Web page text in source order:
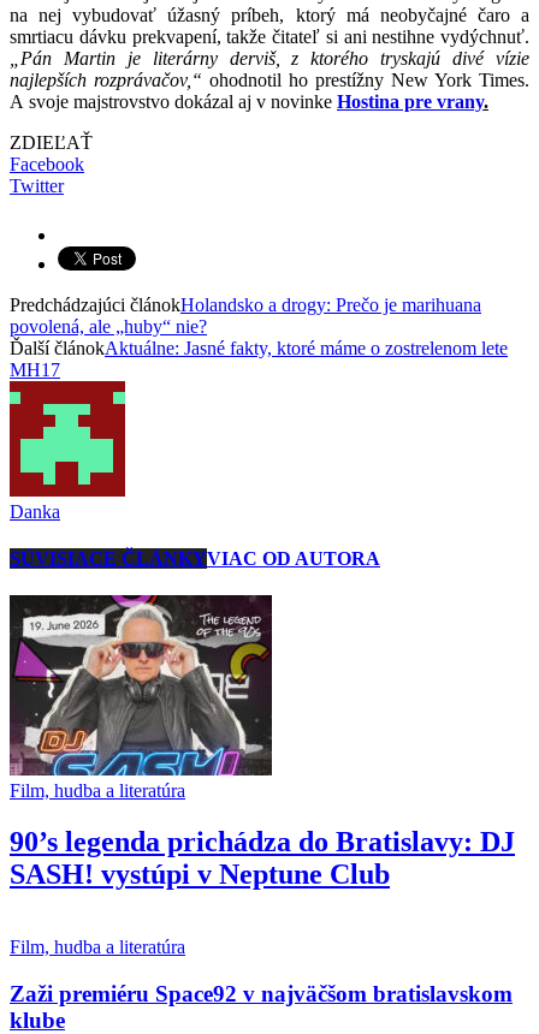
na nej vybudovať úžasný príbeh, ktorý má neobyčajné čaro a
smrtiacu dávku prekvapení, takže čitateľ si ani nestihne vydýchnuť.
„Pán Martin je literárny derviš, z ktorého tryskajú divé vízie
najlepších rozprávačov,“ ohodnotil ho prestížny New York Times.
A svoje majstrovstvo dokázal aj v novinke Hostina pre vrany.
ZDIEĽAŤ
Facebook
Twitter
Predchádzajúci článokHolandsko a drogy: Prečo je marihuana
povolená, ale „huby“ nie?
Ďalší článokAktuálne: Jasné fakty, ktoré máme o zostrelenom lete
MH17
Danka
SÚVISIACE ČLÁNKYVIAC OD AUTORA
Film, hudba a literatúra
90’s legenda prichádza do Bratislavy: DJ
SASH! vystúpi v Neptune Club
Film, hudba a literatúra
Zaži premiéru Space92 v najväčšom bratislavskom
klube